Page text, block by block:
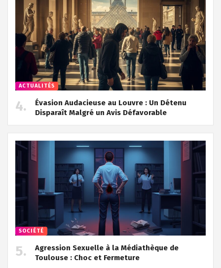
ACTUALITÉS
Évasion Audacieuse au Louvre : Un Détenu
Disparaît Malgré un Avis Défavorable
SOCIÉTÉ
Agression Sexuelle à la Médiathèque de
Toulouse : Choc et Fermeture